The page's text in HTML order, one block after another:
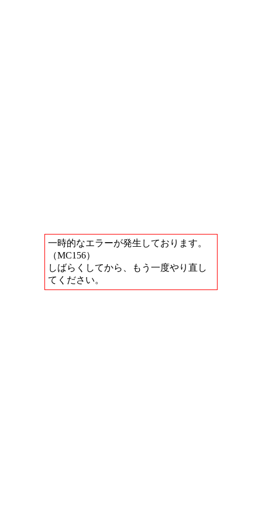
一時的なエラーが発生しております。
（MC156）
しばらくしてから、もう一度やり直し
てください。